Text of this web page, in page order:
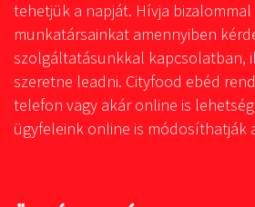
tehetjük a napját. Hívja
munkatársainkat amennyiben
szolgáltatásunkkal kapcsolatban,
szeretne leadni. Cityfood ebéd
telefon vagy akár online is
ügyfeleink online is módosíthatják